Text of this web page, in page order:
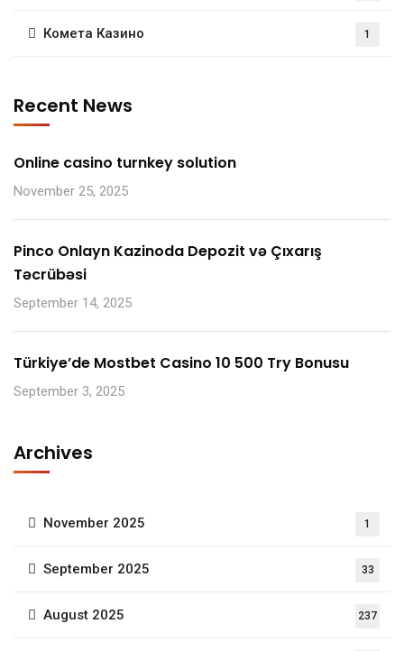
Комета Казино 1
Recent News
Online casino turnkey solution
November 25, 2025
Pinco Onlayn Kazinoda Depozit və Çıxarış
Təcrübəsi
September 14, 2025
Türkiye’de Mostbet Casino 10 500 Try Bonusu
September 3, 2025
Archives
November 2025 1
September 2025 33
August 2025 237